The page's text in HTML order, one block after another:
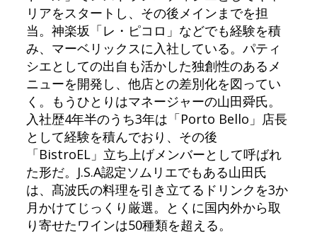
リアをスタートし、その後メインまでを担
当。神楽坂「レ・ピコロ」などでも経験を積
み、マーベリックスに入社している。パティ
シエとしての出自も活かした独創性のあるメ
ニューを開発し、他店との差別化を図ってい
く。もうひとりはマネージャーの山田舜氏。
入社歴4年半のうち3年は「Porto Bello」店長
として経験を積んでおり、その後
「BistroEL」立ち上げメンバーとして呼ばれ
た形だ。J.S.A認定ソムリエでもある山田氏
は、髙波氏の料理を引き立てるドリンクを3か
月かけてじっくり厳選。とくに国内外から取
り寄せたワインは50種類を超える。